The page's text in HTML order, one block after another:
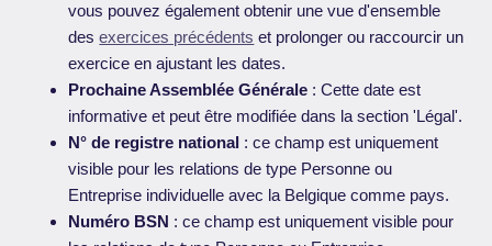
vous pouvez également obtenir une vue d'ensemble
desexercices précédents et prolonger ou raccourcir un
exercice en ajustant les dates.
Prochaine Assemblée Générale : Cette date est
informative et peut être modifiée dans la section 'Légal'.
N° de registre national : ce champ est uniquement
visible pour les relations de type Personne ou
Entreprise individuelle avec la Belgique comme pays.
Numéro BSN : ce champ est uniquement visible pour